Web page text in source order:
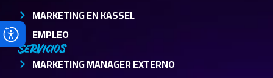
MARKETING EN KASSEL
EMPLEO
Servicios
MARKETING MANAGER EXTERNO